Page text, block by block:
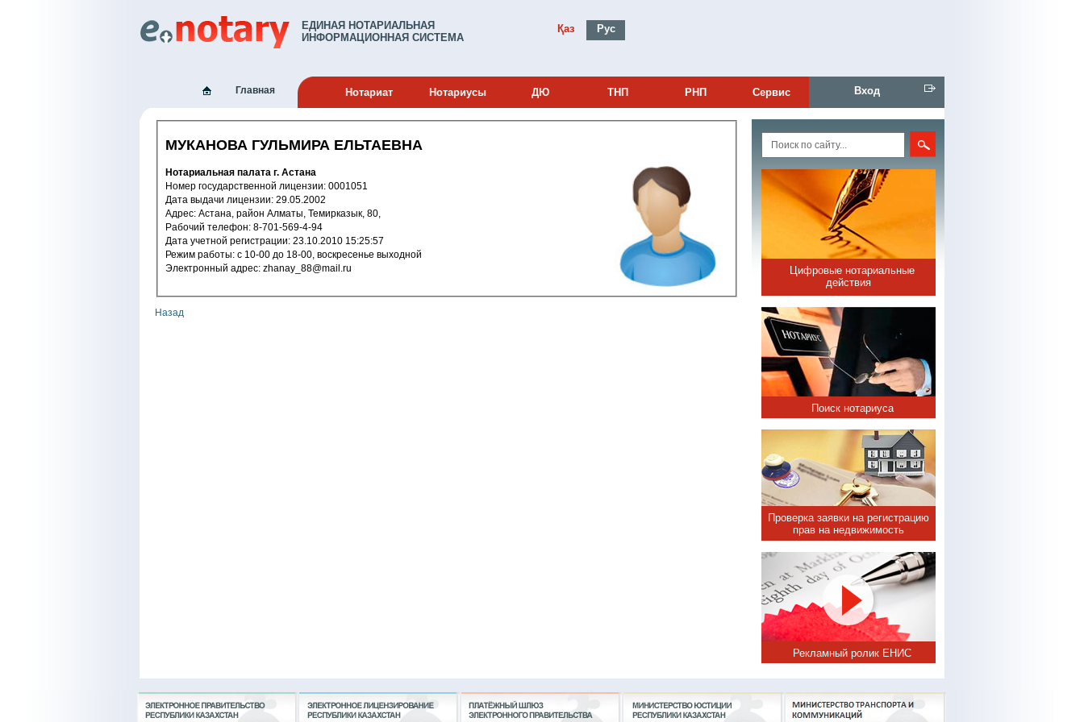
ЕДИНАЯ НОТАРИАЛЬНАЯ
ИНФОРМАЦИОННАЯ СИСТЕМА
Қаз Рус
Главная Нотариат Нотариусы ДЮ ТНП РНП Сервис Вход
МУКАНОВА ГУЛЬМИРА ЕЛЬТАЕВНА
Нотариальная палата г. Астана
Номер государственной лицензии: 0001051
Дата выдачи лицензии: 29.05.2002
Адрес: Астана, район Алматы, Темирказык, 80,
Рабочий телефон: 8-701-569-4-94
Дата учетной регистрации: 23.10.2010 15:25:57
Режим работы: с 10-00 до 18-00, воскресенье выходной
Электронный адрес: zhanay_88@mail.ru
Назад
Цифровые нотариальные
действия
Поиск нотариуса
Проверка заявки на регистрацию
прав на недвижимость
Рекламный ролик ЕНИС